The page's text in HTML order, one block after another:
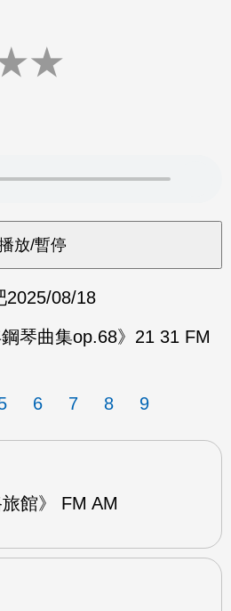
★
2025/08/18
琴曲集op.68》21 31 FM
6 7 8 9
館》 FM AM